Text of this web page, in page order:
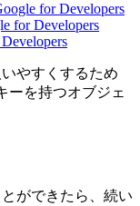
for Developers
for Developers
やすくするため
ーを持つオブジェ
ができたら、続い